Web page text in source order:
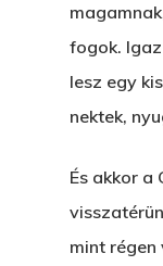
fogok.
lesz egy
nektek,
És akkor a
mint régen